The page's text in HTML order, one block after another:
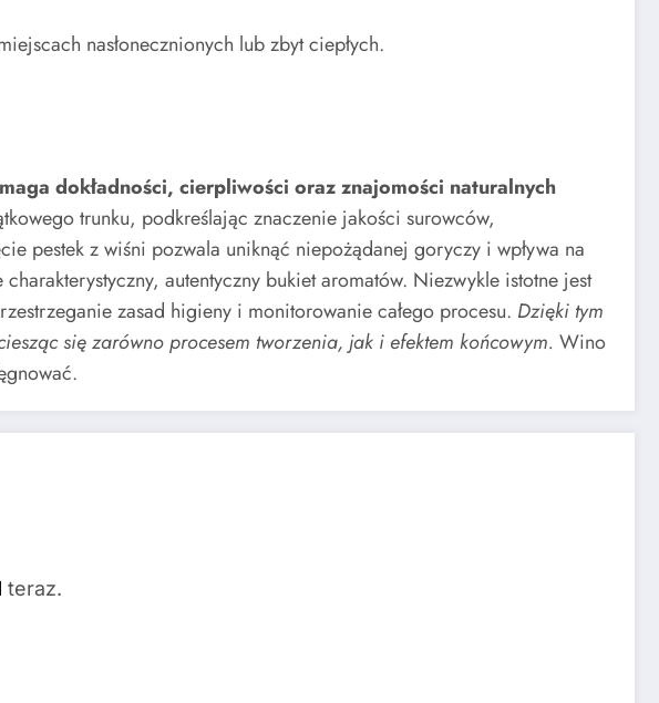
nasłonecznionych lub zbyt ciepłych.
dokładności, cierpliwości oraz znajomości naturalnych
trunku, podkreślając znaczenie jakości surowców,
pestek z wiśni pozwala uniknąć niepożądanej goryczy i wpływa na
autentyczny bukiet aromatów. Niezwykle istotne jest
zasad higieny i monitorowanie całego procesu. Dzięki tym
się zarówno procesem tworzenia, jak i efektem końcowym. Wino
teraz.